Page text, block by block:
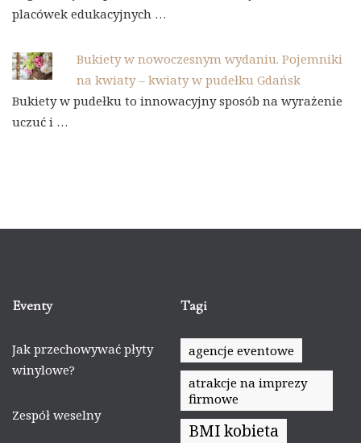
placówek edukacyjnych …
Bukiety w nowoczesnym wydaniu. Pojemniki
na kwiaty – kwiaty w pudełku Gdańsk
Bukiety w pudełku to innowacyjny sposób na wyrażenie
uczuć i …
Eventy
Jak przechowywać płyty
winylowe?
Zespół weselny
Tagi
agencje eventowe
atrakcje na imprezy
firmowe
BMI kobieta